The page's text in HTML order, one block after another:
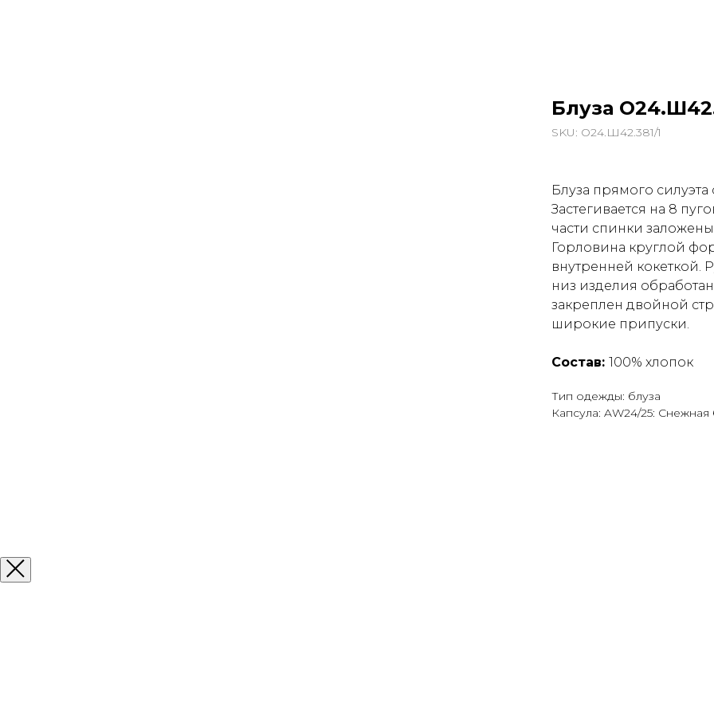
Блуза
SKU: О24.Ш42.381/1
Блуза прямого
Застегивается на 8
части спинки
Горловина круглой
внутренней кокеткой.
низ изделия
закреплен двойной
широкие припуски.
Состав: 100% хлопок
Тип одежды: блуза
Капсула: AW24/25: Снежная